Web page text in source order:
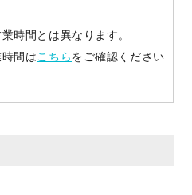
時間とは異なります。
間はこちら をご確認ください